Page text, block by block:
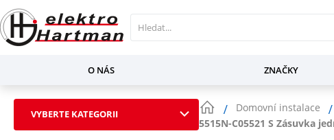
O NÁS ZNAČKY
VYBERTE KATEGORII Domovní instalace
5515N-C05521 S Zásuvka